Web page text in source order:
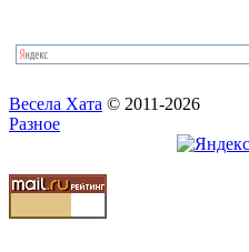
Весела Хата © 2011-2026
Разное